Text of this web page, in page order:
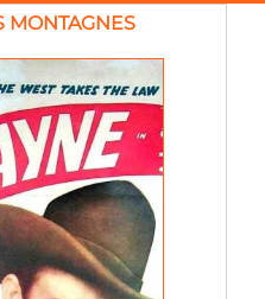
MONTAGNES